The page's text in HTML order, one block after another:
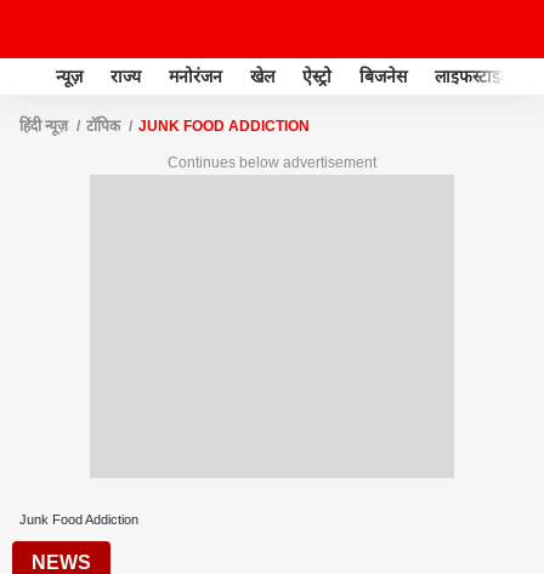
न्यूज़ राज्य मनोरंजन खेल ऐस्ट्रो बिजनेस लाइफस्टाइल
हिंदी न्यूज़ टॉपिक JUNK FOOD ADDICTION
Continues below advertisement
Junk Food Addiction
NEWS